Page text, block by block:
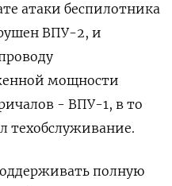
атаки беспилотника
ВПУ-2, ⁠и
мощности
- ВПУ-1, в то
техобслуживание.
полную